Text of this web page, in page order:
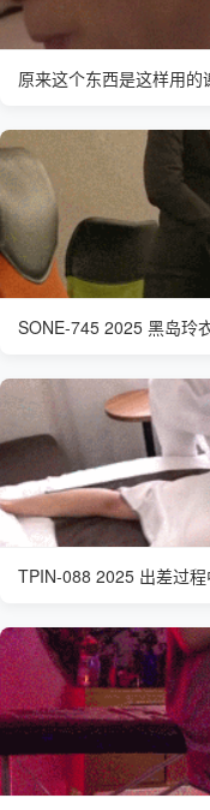
原来这个东西是这样用
TPIN-088 2025 出差过